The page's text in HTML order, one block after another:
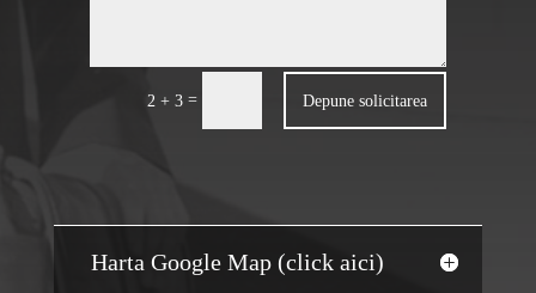
2 + 3 = Depune solicitarea
Harta Google Map (click aici)